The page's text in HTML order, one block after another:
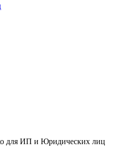
для ИП и Юридических лиц